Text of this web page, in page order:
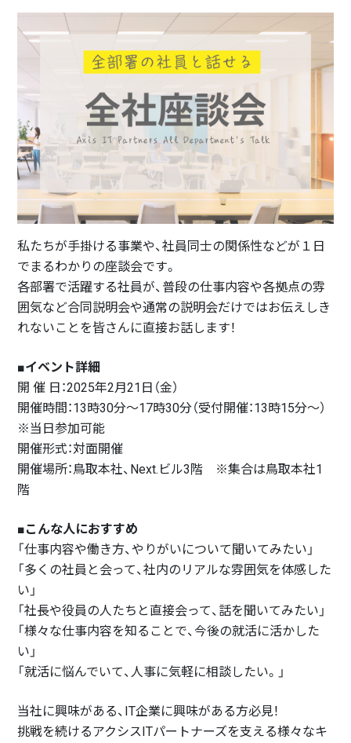
私たちが手掛ける事業や、社員同士の関係性などが１日
でまるわかりの座談会です。
各部署で活躍する社員が、普段の仕事内容や各拠点の雰
囲気など合同説明会や通常の説明会だけではお伝えしき
れないことを皆さんに直接お話します！
■イベント詳細
開 催 日：2025年2月21日（金）
開催時間：13時30分～17時30分（受付開催：13時15分～）
※当日参加可能
開催形式：対面開催
開催場所：鳥取本社、Next.ビル3階 ※集合は鳥取本社1
階
■こんな人におすすめ
「仕事内容や働き方、やりがいについて聞いてみたい」
「多くの社員と会って、社内のリアルな雰囲気を体感した
い」
「社長や役員の人たちと直接会って、話を聞いてみたい」
「様々な仕事内容を知ることで、今後の就活に活かした
い」
「就活に悩んでいて、人事に気軽に相談したい。」
当社に興味がある、IT企業に興味がある方必見！
挑戦を続けるアクシスITパートナーズを支える様々なキ